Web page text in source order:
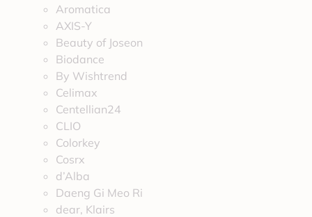
Aromatica
AXIS-Y
Beauty of Joseon
Biodance
By Wishtrend
Celimax
Centellian24
CLIO
Colorkey
Cosrx
d’Alba
Daeng Gi Meo Ri
dear, Klairs